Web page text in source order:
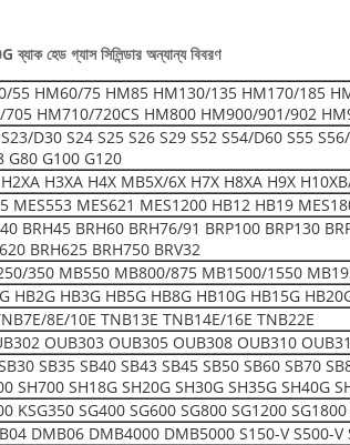
ব্যাক হেড গ্যাস সিলিন্ডার অন্যান্য বিবরণ
55 HM60/75 HM85 HM130/135 HM170/185
HM710/720CS HM800 HM900/901/902
D30 S24 S25 S26 S29 S52 S54/D60 S55
G80 G100 G120
H3XA H4X MB5X/6X H7X H8XA H9X
MES553 MES621 MES1200 HB12 HB19
BRH45 BRH60 BRH76/91 BRP100 BRP130
BRH625 BRH750 BRV32
350 MB550 MB800/875 MB1500/1550
HB2G HB3G HB5G HB8G HB10G HB15G
8E/10E TNB13E TNB14E/16E TNB22E
OUB303 OUB305 OUB308 OUB310
SB35 SB40 SB43 SB45 SB50 SB60 SB70
SH700 SH18G SH20G SH30G SH35G SH40G
KSG350 SG400 SG600 SG800 SG1200
DMB06 DMB4000 DMB5000 S150-V S500-